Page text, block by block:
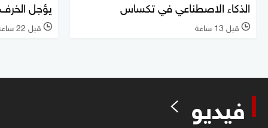
الذكاء الاصطناعي في تكساس
l قبل 13 ساعة
يؤجل
l قبل 22 ساعة
فيديو